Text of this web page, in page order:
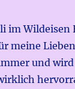
im
meine
und